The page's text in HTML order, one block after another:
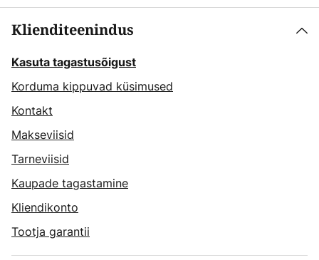
Klienditeenindus
Kasuta tagastusõigust
Korduma kippuvad küsimused
Kontakt
Makseviisid
Tarneviisid
Kaupade tagastamine
Kliendikonto
Tootja garantii